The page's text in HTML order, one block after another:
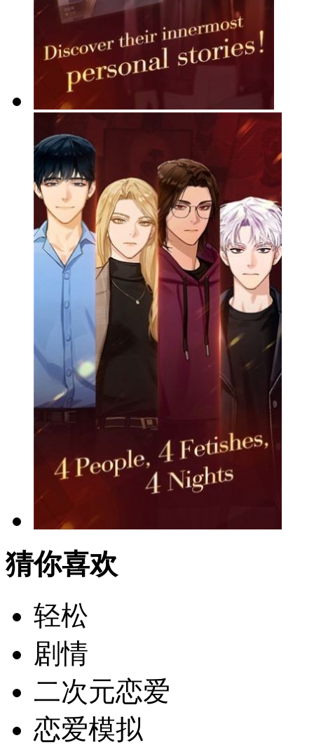
猜你喜欢
轻松
剧情
二次元恋爱
恋爱模拟